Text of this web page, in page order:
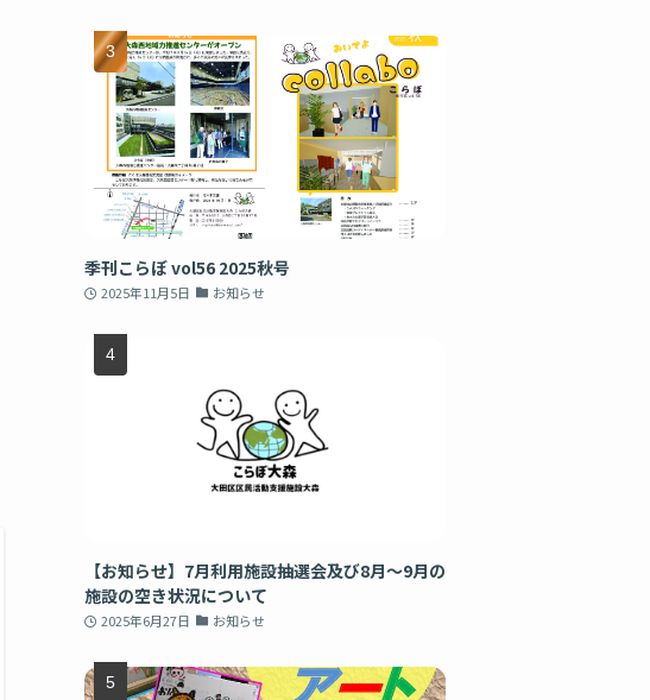
季刊こらぼ vol56 2025秋号
2025年11月5日 お知らせ
【お知らせ】7月利用施設抽選会及び8月～9月の
施設の空き状況について
2025年6月27日 お知らせ